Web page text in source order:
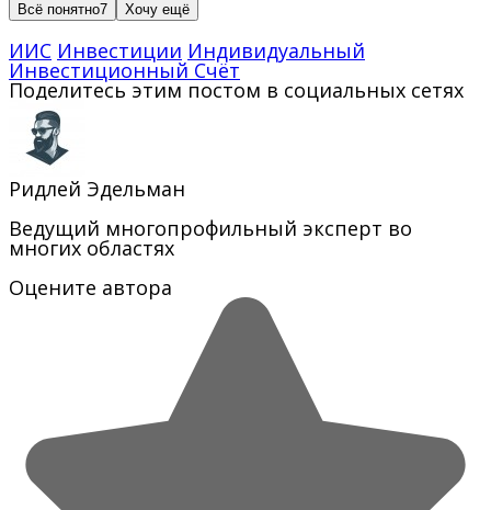
Всё понятно7 Хочу ещё
ИИС Инвестиции Индивидуальный
Инвестиционный Счёт
Поделитесь этим постом в социальных сетях
Ридлей Эдельман
Ведущий многопрофильный эксперт во
многих областях
Оцените автора